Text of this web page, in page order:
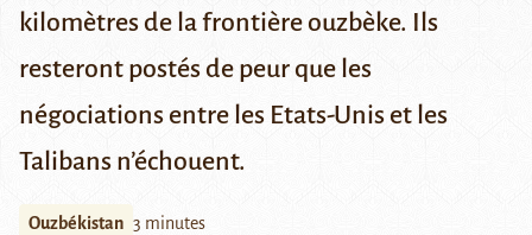
kilomètres de la frontière ouzbèke. Ils
resteront postés de peur que les
négociations entre les Etats-Unis et les
Talibans n’échouent.
Ouzbékistan 3 minutes